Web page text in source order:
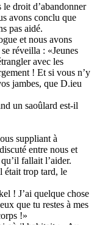
droit d’abandonner
avons conclu que
pas aidé.
et nous avons
réveilla : «Jeunes
avec les
! Et si vous n’y
jambes, que D.ieu
un saoûlard est-il
suppliant à
entre nous et
fallait l’aider.
était trop tard, le
! J’ai quelque chose
que tu restes à mes
!»